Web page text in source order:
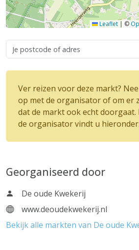
Leaflet | ©
Ver reizen voor deze markt?
op met de organisator of om er
dat de markt ook echt doorgaat.
de organisator vindt u hieronder.
Georganiseerd door
De oude Kwekerij
www.deoudekwekerij.nl
Bekijk alle markten van De oude